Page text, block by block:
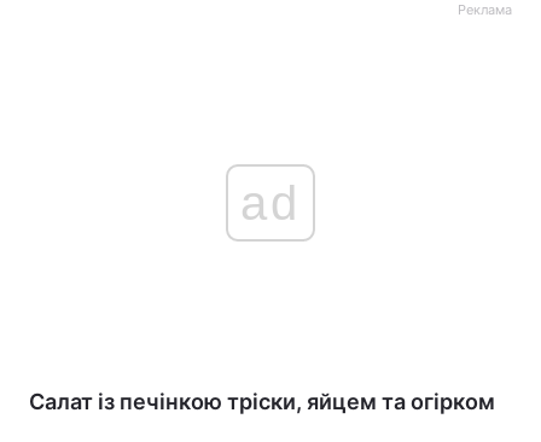
Реклама
ad
Салат із печінкою тріски, яйцем та огірком